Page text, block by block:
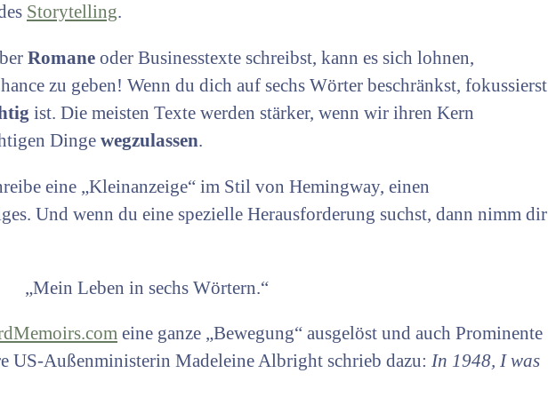
Storytelling.
Romane oder Businesstexte schreibst, kann es sich lohnen,
zu geben! Wenn du dich auf sechs Wörter beschränkst, fokussierst
ist. Die meisten Texte werden stärker, wenn wir ihren Kern
Dinge wegzulassen.
eine „Kleinanzeige“ im Stil von Hemingway, einen
Und wenn du eine spezielle Herausforderung suchst, dann nimm dir
„Mein Leben in sechs Wörtern.“
eine ganze „Bewegung“ ausgelöst und auch Prominente
US-Außenministerin Madeleine Albright schrieb dazu: In 1948, I was